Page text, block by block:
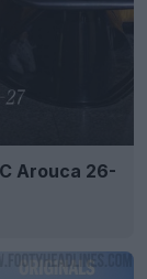
Arouca 26-